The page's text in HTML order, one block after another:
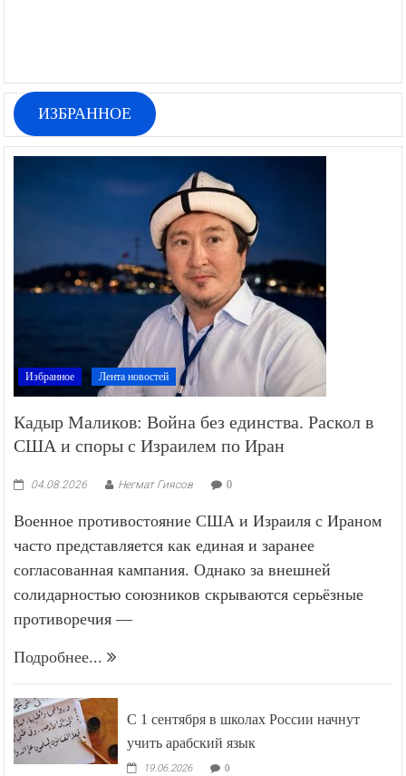
ИЗБРАННОЕ
Избранное Лента новостей
Кадыр Маликов: Война без единства. Раскол в
США и споры с Израилем по Иран
04.08.2026 Негмат Гиясов 0
Военное противостояние США и Израиля с Ираном
часто представляется как единая и заранее
согласованная кампания. Однако за внешней
солидарностью союзников скрываются серьёзные
противоречия —
Подробнее...
С 1 сентября в школах России начнут
учить арабский язык
19.06.2026 0